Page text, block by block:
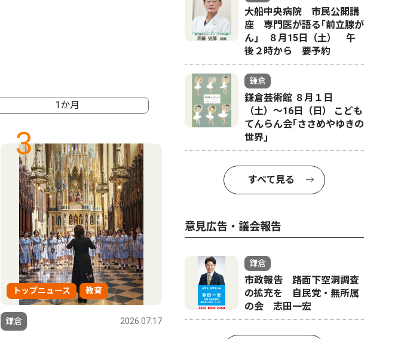
1か月
3
トップニュース 教育
鎌倉 2026.07.17
4
文化
鎌倉 2026.08.07 鎌倉
大船中央病院 市民公開講
座 専門医が語る｢前立腺が
ん｣ ８月15日（土） 午
後２時から 要予約
鎌倉
鎌倉芸術館 ８月１日
（土）〜16日（日） こども
てんらん会｢ささめやゆきの
世界｣
すべて見る
意見広告・議会報告
鎌倉
市政報告 路面下空洞調査
の拡充を 自民党・無所属
の会 志田一宏